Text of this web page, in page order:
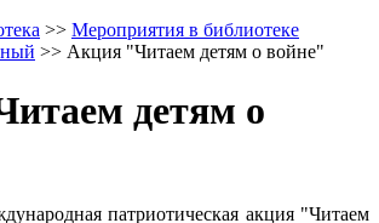
>> Мероприятия в библиотеке
>> Акция "Читаем детям о войне"
детям о
патриотическая акция "Читаем